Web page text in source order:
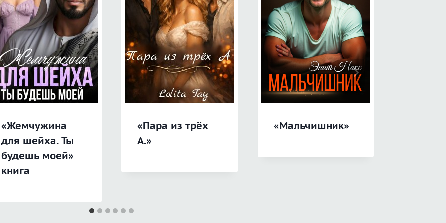
«Жемчужина
для шейха. Ты
будешь моей»
книга
«Пара из трёх
А.»
«Мальчишник»